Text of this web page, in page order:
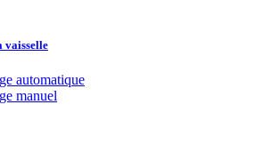
vaisselle
automatique
manuel